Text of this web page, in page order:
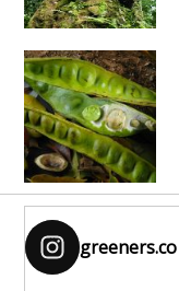
greeners.co